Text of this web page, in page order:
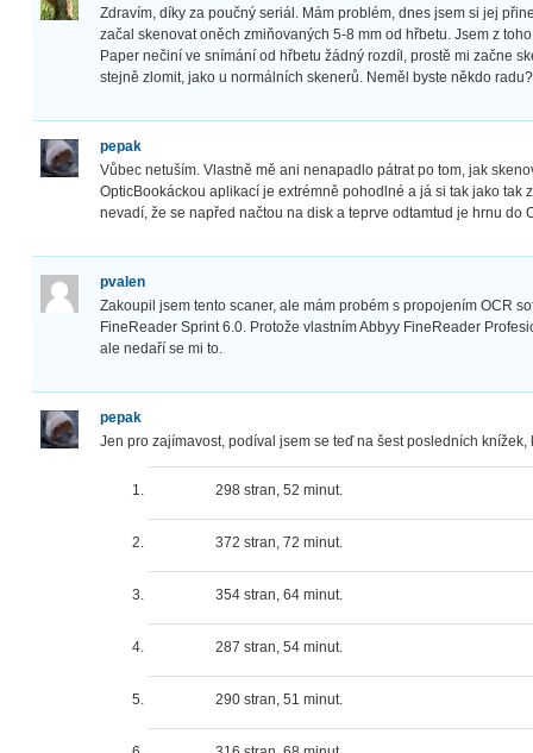
Zdravím, díky za poučný seriál. Mám problém, dnes jsem si jej
začal skenovat oněch zmiňovaných 5-8 mm od hřbetu. Jsem z
Paper nečiní ve snímání od hřbetu žádný rozdíl, prostě mi začne
stejně zlomit, jako u normálních skenerů. Neměl byste někdo
pepak
Vůbec netuším. Vlastně mě ani nenapadlo pátrat po tom, jak
OpticBookáckou aplikací je extrémně pohodlné a já si tak jako tak
nevadí, že se napřed načtou na disk a teprve odtamtud je hrnu do
pvalen
Zakoupil jsem tento scaner, ale mám probém s propojením OCR
FineReader Sprint 6.0. Protože vlastním Abbyy FineReader
ale nedaří se mi to.
pepak
Jen pro zajímavost, podíval jsem se teď na šest posledních
298 stran, 52 minut.
372 stran, 72 minut.
354 stran, 64 minut.
287 stran, 54 minut.
290 stran, 51 minut.